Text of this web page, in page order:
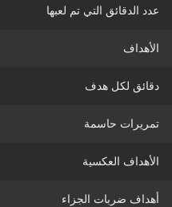
عدد الدقائق التي تم لعبها
الأهداف
دقائق لكل هدف
تمريرات حاسمة
الأهداف العكسية
أهداف ضربات الجزاء